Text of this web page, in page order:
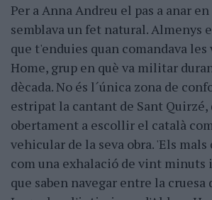
Per a Anna Andreu el pas a anar
semblava un fet natural. Almenys
que t'enduies quan comandava les
Home, grup en què va militar
dècada. No és l´única zona de
estripat la cantant de Sant
obertament a escollir el català
vehicular de la seva obra. 'Els mals
com una exhalació de vint minuts
que saben navegar entre la cruesa